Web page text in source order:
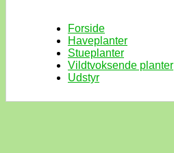
Forside
Haveplanter
Stueplanter
Vildtvoksende planter
Udstyr